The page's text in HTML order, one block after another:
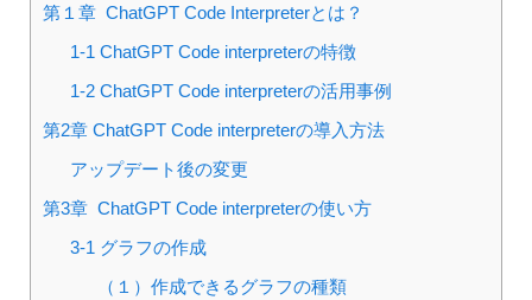
第１章 ChatGPT Code Interpreterとは？
1-1 ChatGPT Code interpreterの特徴
1-2 ChatGPT Code interpreterの活用事例
第2章 ChatGPT Code interpreterの導入方法
アップデート後の変更
第3章 ChatGPT Code interpreterの使い方
3-1 グラフの作成
（１）作成できるグラフの種類